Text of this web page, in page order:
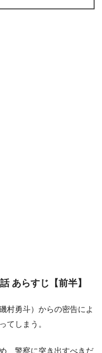
あらすじ【前半】
村勇斗）からの密告によ
てしまう。
、警察に突き出すべきだ